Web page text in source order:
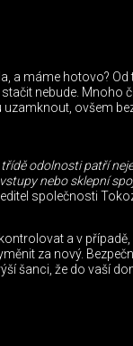
a máme hotovo? Od
nebude.
ovšem
odolnosti patří
nebo sklepní
společnosti
a v případě,
za nový.
šanci, že do vaší